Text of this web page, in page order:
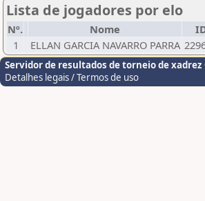
Lista de jogadores por elo
Nº. Nome
1
ELLAN GARCIA NAVARRO PARRA
Servidor de resultados de torneio de xadrez
Detalhes legais / Termos de uso